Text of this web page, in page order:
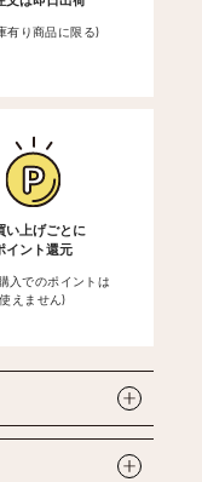
有り商品に限る)
い上げごとに
イント還元
入でのポイントは
使えません)